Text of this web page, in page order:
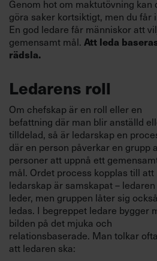
Genom hot om maktutövning
göra saker kortsiktigt, men du får
En god ledare får människor att
gemensamt mål. Att leda
rädsla.
Ledarens roll
Om chefskap är en roll eller en
befattning där man blir anställd
tilldelad, så är ledarskap en
där en person påverkar en grupp
personer att uppnå ett
mål. Ordet process kopplas till att
ledarskap är samskapat – ledaren
leder, men gruppen låter sig också
ledas. I begreppet ledare bygger
bilden på det mjuka och
relationsbaserade. Man tolkar
att ledaren ska: